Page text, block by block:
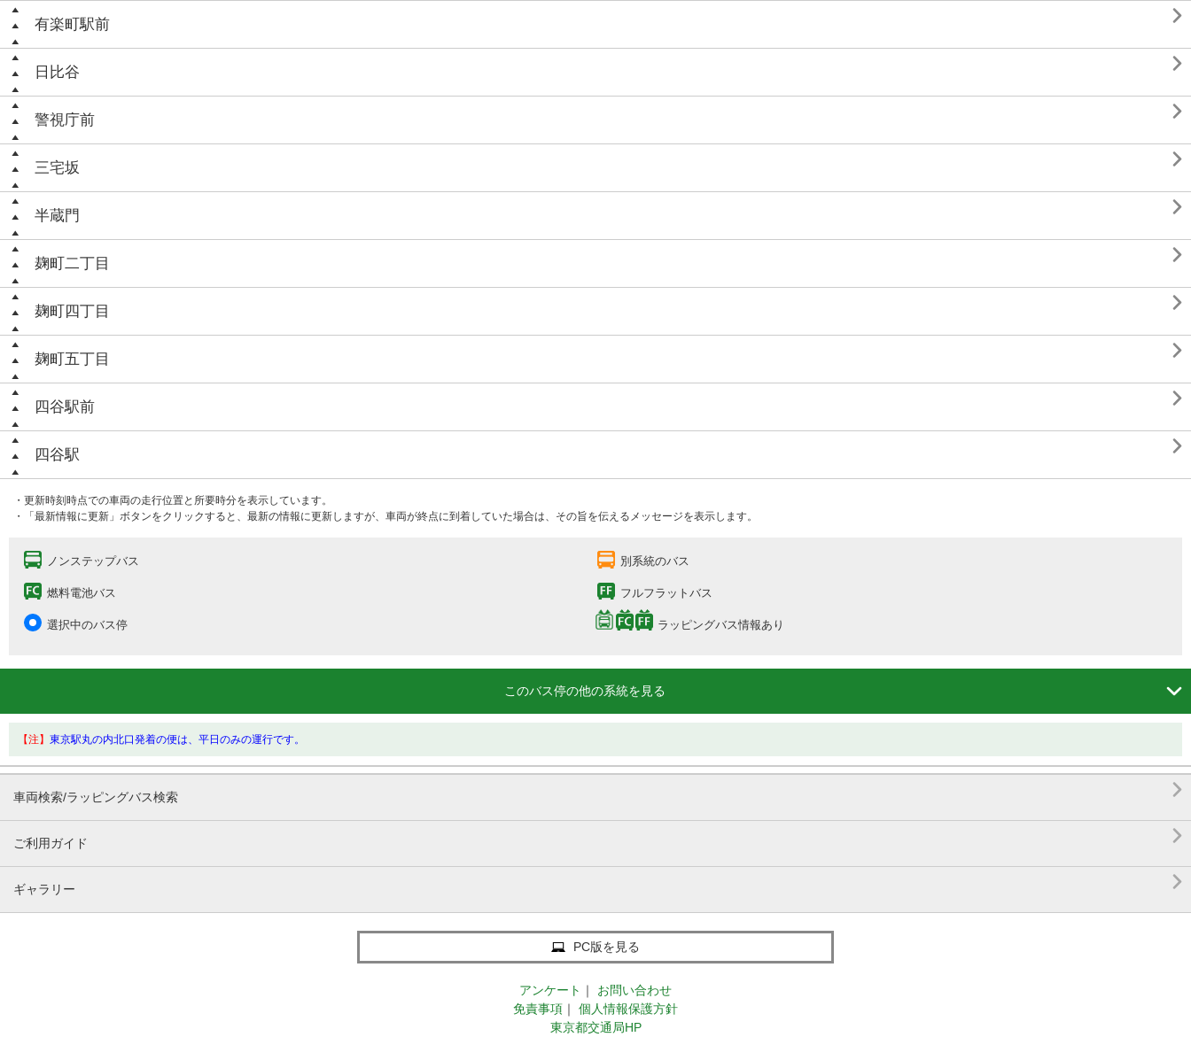
有楽町駅前 
日比谷 
警視庁前 
三宅坂 
半蔵門 
麹町二丁目 
麹町四丁目 
麹町五丁目 
四谷駅前 
四谷駅 
・更新時刻時点での車両の走行位置と所要時分を表示しています。
・「最新情報に更新」ボタンをクリックすると、最新の情報に更新しますが、車両が終点に到着していた場合は、その旨を伝えるメッセージを表示します。
ノンステップバス 別系統のバス
燃料電池バス フルフラットバス
選択中のバス停 ラッピングバス情報あり
このバス停の他の系統を見る 
【注】 東京駅丸の内北口発着の便は、平日のみの運行です。
車両検索/ラッピングバス検索 
ご利用ガイド 
ギャラリー 
PC版を見る
アンケート ｜
お問い合わせ
免責事項 ｜
個人情報保護方針
東京都交通局HP